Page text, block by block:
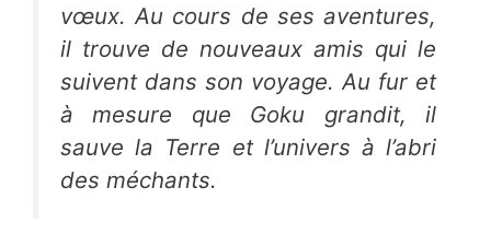
vœux. Au cours de ses aventures,
il trouve de nouveaux amis qui le
suivent dans son voyage. Au fur et
à mesure que Goku grandit, il
sauve la Terre et l’univers à l’abri
des méchants.